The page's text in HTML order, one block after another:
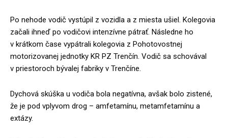
Po nehode vodič vystúpil z vozidla a z miesta ušiel. Kolegovia
začali ihneď po vodičovi intenzívne pátrať. Následne ho
v krátkom čase vypátrali kolegovia z Pohotovostnej
motorizovanej jednotky KR PZ Trenčín. Vodič sa schovával
v priestoroch bývalej fabriky v Trenčíne.
Dychová skúška u vodiča bola negatívna, avšak bolo zistené,
že je pod vplyvom drog – amfetamínu, metamfetamínu a
extázy.